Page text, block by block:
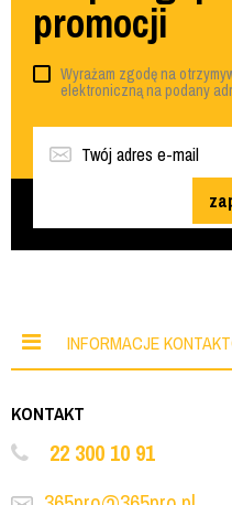
promocji
Wyrażam zgodę na
elektroniczną na podany
INFORMACJE
KONTAKT
22 300 10 91